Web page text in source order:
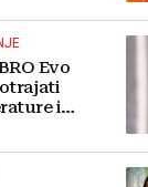
Evo
i